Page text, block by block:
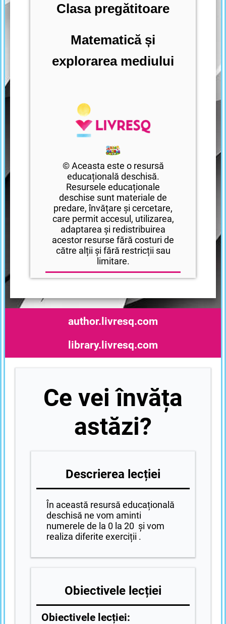
Clasa pregătitoare
Matematică și
explorarea mediului
© Aceasta este o resursă
educațională deschisă.
Resursele educaționale
deschise sunt materiale de
predare, învățare și cercetare,
care permit accesul, utilizarea,
adaptarea și redistribuirea
acestor resurse fără costuri de
către alții și fără restricții sau
limitare.
author.livresq.com
library.livresq.com
Ce vei învăța
astăzi?
Descrierea lecției
În această resursă educațională
deschisă ne vom aminti
numerele de la 0 la 20 și vom
realiza diferite exerciții .
Obiectivele lecției
Obiectivele lecției: